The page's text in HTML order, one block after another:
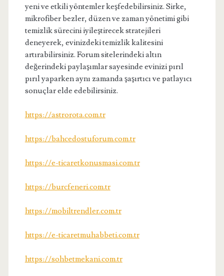
yeni ve etkili yöntemler keşfedebilirsiniz. Sirke,
mikrofiber bezler, düzen ve zaman yönetimi gibi
temizlik sürecini iyileştirecek stratejileri
deneyerek, evinizdeki temizlik kalitesini
artırabilirsiniz. Forum sitelerindeki altın
değerindeki paylaşımlar sayesinde evinizi pırıl
pırıl yaparken aynı zamanda şaşırtıcı ve patlayıcı
sonuçlar elde edebilirsiniz.
https://astrorota.com.tr
https://bahcedostuforum.com.tr
https://e-ticaretkonusmasi.com.tr
https://burcfeneri.com.tr
https://mobiltrendler.com.tr
https://e-ticaretmuhabbeti.com.tr
https://sohbetmekani.com.tr